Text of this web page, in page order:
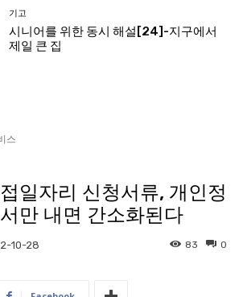
기고
시니어를 위한 동시 해설[24]-지구에서
제일 큰 집